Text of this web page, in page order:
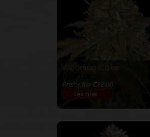
Wedding Cake
Priser fra €12.00
Les mer